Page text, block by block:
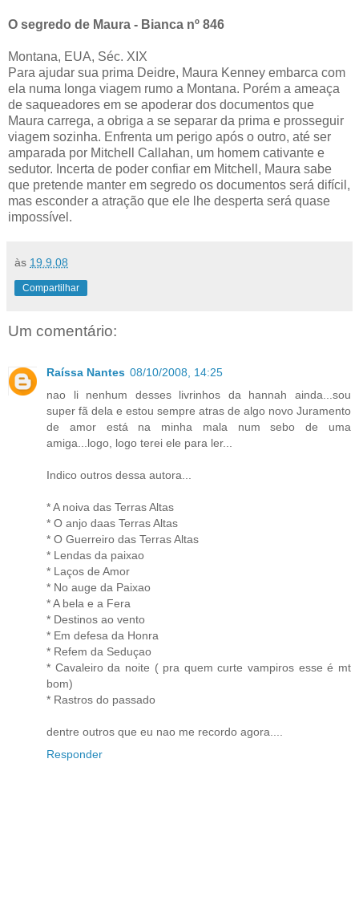
O segredo de Maura - Bianca nº 846
Montana, EUA, Séc. XIX
Para ajudar sua prima Deidre, Maura Kenney embarca com
ela numa longa viagem rumo a Montana. Porém a ameaça
de saqueadores em se apoderar dos documentos que
Maura carrega, a obriga a se separar da prima e prosseguir
viagem sozinha. Enfrenta um perigo após o outro, até ser
amparada por Mitchell Callahan, um homem cativante e
sedutor. Incerta de poder confiar em Mitchell, Maura sabe
que pretende manter em segredo os documentos será difícil,
mas esconder a atração que ele lhe desperta será quase
impossível.
às 19.9.08
Compartilhar
Um comentário:
Raíssa Nantes 08/10/2008, 14:25
nao li nenhum desses livrinhos da hannah ainda...sou
super fã dela e estou sempre atras de algo novo Juramento
de amor está na minha mala num sebo de uma
amiga...logo, logo terei ele para ler...
Indico outros dessa autora...
* A noiva das Terras Altas
* O anjo daas Terras Altas
* O Guerreiro das Terras Altas
* Lendas da paixao
* Laços de Amor
* No auge da Paixao
* A bela e a Fera
* Destinos ao vento
* Em defesa da Honra
* Refem da Seduçao
* Cavaleiro da noite ( pra quem curte vampiros esse é mt
bom)
* Rastros do passado
dentre outros que eu nao me recordo agora....
Responder